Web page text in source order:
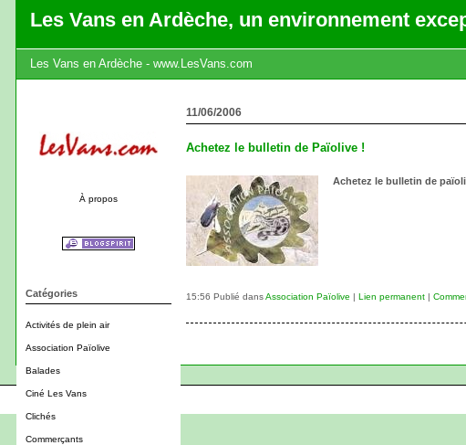
Les Vans en Ardèche, un environnement
Les Vans en Ardèche - www.LesVans.com
À propos
Catégories
Activités de plein air
Association Païolive
Balades
Ciné Les Vans
Clichés
Commerçants
11/06/2006
Achetez le bulletin de Païolive !
Achetez le bulletin de
15:56 Publié dansAssociation Païolive | Lien permanent |